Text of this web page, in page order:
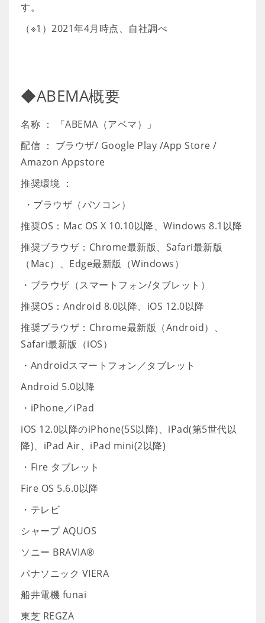
す。
（※1）2021年4月時点、自社調べ
◆ABEMA概要
名称 ： 「ABEMA（アベマ）」
配信 ： ブラウザ/ Google Play /App Store /
Amazon Appstore
推奨環境 ：
・ブラウザ（パソコン）
推奨OS：Mac OS X 10.10以降、Windows 8.1以降
推奨ブラウザ：Chrome最新版、Safari最新版
（Mac）、Edge最新版（Windows）
・ブラウザ（スマートフォン/タブレット）
推奨OS：Android 8.0以降、iOS 12.0以降
推奨ブラウザ：Chrome最新版（Android）、
Safari最新版（iOS）
・Androidスマートフォン／タブレット
Android 5.0以降
・iPhone／iPad
iOS 12.0以降のiPhone(5S以降)、iPad(第5世代以
降)、iPad Air、iPad mini(2以降)
・Fire タブレット
Fire OS 5.6.0以降
・テレビ
シャープ AQUOS
ソニー BRAVIA®
パナソニック VIERA
船井電機 funai
東芝 REGZA